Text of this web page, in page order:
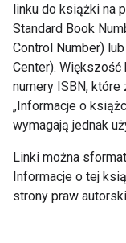
linku do książki na
Standard Book
Control Number)
Center).
numery ISBN,
„Informacje o
wymagają jednak
Linki można
Informacje o tej
strony praw